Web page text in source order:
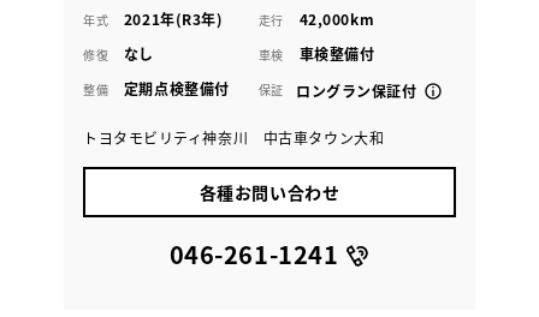
年式 2021年(R3年) 走行 42,000km
修復 なし 車検 車検整備付
整備 定期点検整備付 保証 ロングラン保証付
トヨタモビリティ神奈川 中古車タウン大和
各種お問い合わせ
046-261-1241